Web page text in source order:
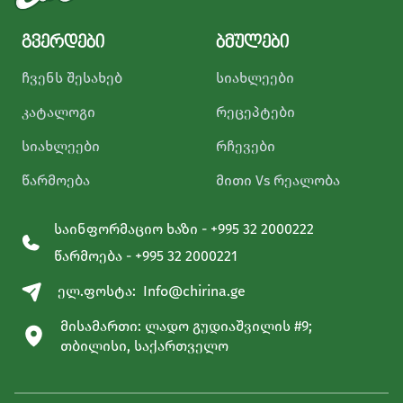
გვერდები
ჩვენს შესახებ
კატალოგი
სიახლეები
წარმოება
ბმულები
სიახლეები
რეცეპტები
რჩევები
მითი Vs რეალობა
საინფორმაციო ხაზი - +995 32 2000222
წარმოება - +995 32 2000221
ელ.ფოსტა: Info@chirina.ge
მისამართი: ლადო გუდიაშვილის #9;
თბილისი, საქართველო